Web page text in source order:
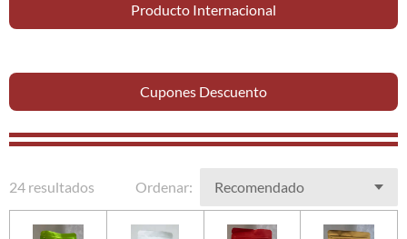
Producto Internacional
Cupones Descuento
24 resultados Ordenar: